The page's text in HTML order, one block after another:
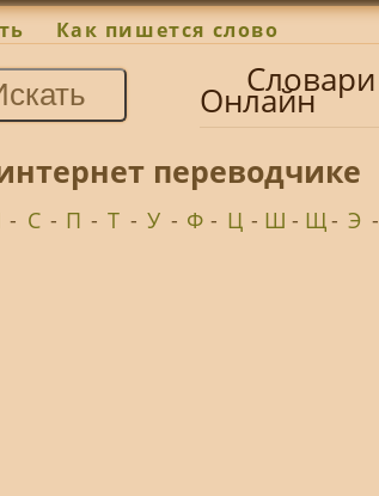
Как пишется слово
Словари
Онлайн
переводчике
- С - П - Т - У - Ф - Ц - Ш - Щ- Э -